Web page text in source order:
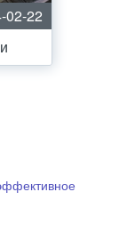
02-22